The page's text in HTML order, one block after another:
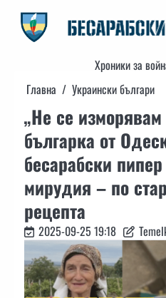
content
Хроники за
Главна
Украински българи
„Не се изморявам
българка от
бесарабски
мирудия – по
рецепта
2025-09-25 19:18